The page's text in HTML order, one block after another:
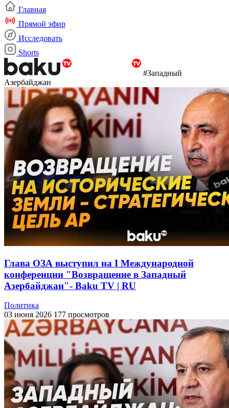
Главная
Прямой эфир
Исследовать
Shorts
#Западный
Азербайджан
Глава ОЗА выступил на I Международной
конференции "Возвращение в Западный
Азербайджан"- Baku TV | RU
Политика
03 июня 2026 177 просмотров